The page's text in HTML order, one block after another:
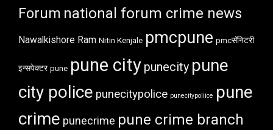
Forum national forum crime news
Nawalkishore Ram Nitin Kenjale pmcpune pmcसॅनिटरी
इन्सपेक्टर pune pune city punecity pune
city police punecitypolice punecitypoliice pune
crime punecrime pune crime branch